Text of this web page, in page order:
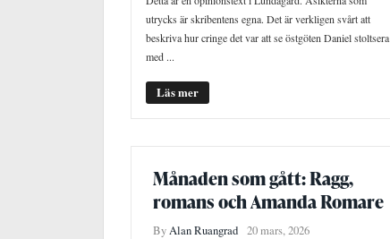
utrycks är skribentens egna. Det är verkligen svårt att
beskriva hur cringe det var att se östgöten Daniel stoltsera
med ...
Läs mer
Månaden som gått: Ragg,
romans och Amanda Romare
ByAlan Ruangrad 20 mars, 2026